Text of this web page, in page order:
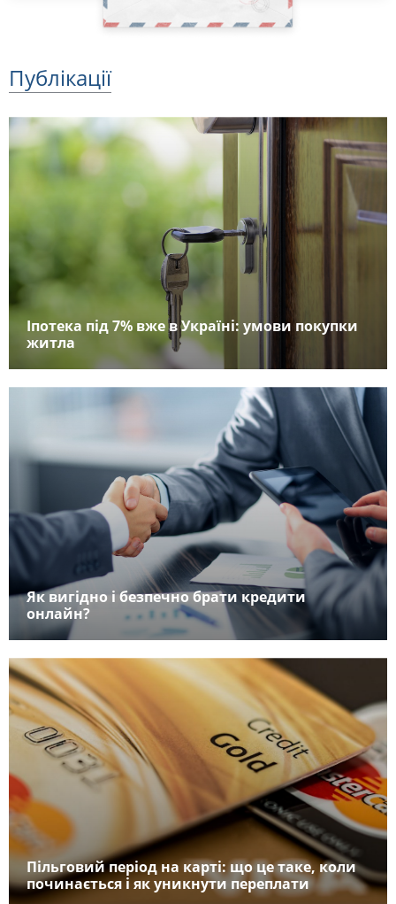
Публікації
Іпотека під 7% вже в Україні: умови покупки
житла
Як вигідно і безпечно брати кредити
онлайн?
Пільговий період на карті: що це таке, коли
починається і як уникнути переплати